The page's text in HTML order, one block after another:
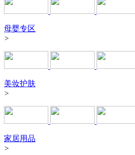
母婴专区
>
美妆护肤
>
家居用品
>